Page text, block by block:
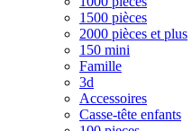
1500 pièces
2000 pièces et plus
150 mini
Famille
3d
Accessoires
Casse-tête enfants